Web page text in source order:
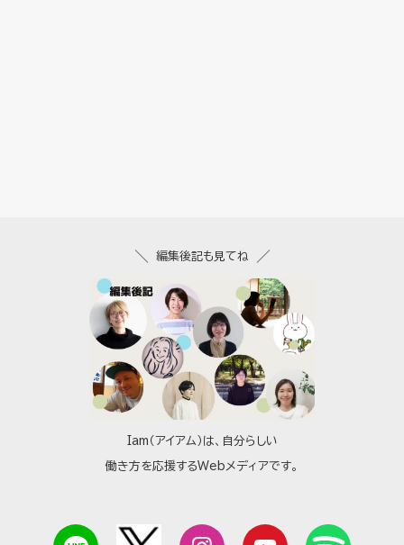
Iam（アイアム）は、自分らしい
働き方を応援するWebメディアです。
編集後記も見てね